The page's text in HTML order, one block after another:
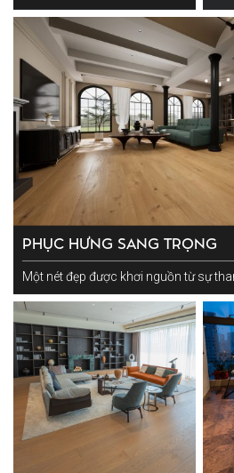
PHỤC HƯNG SANG TRỌNG
Một nét đẹp được khơi nguồn từ sự